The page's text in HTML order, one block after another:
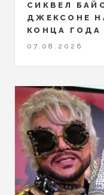
СИКВЕЛ
ДЖЕКСОНЕ
КОНЦА ГОДА
07.08.2026